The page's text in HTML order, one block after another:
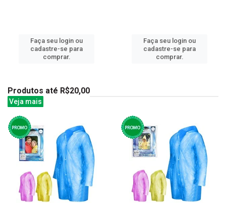
Faça seu login ou
cadastre-se para
comprar.
Faça seu login ou
cadastre-se para
comprar.
Produtos até R$20,00
Veja mais